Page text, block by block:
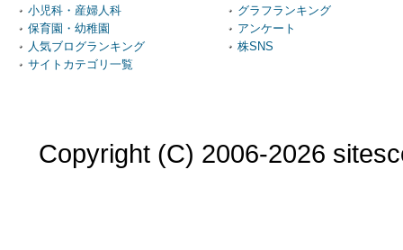
小児科・産婦人科
保育園・幼稚園
人気ブログランキング
サイトカテゴリ一覧
グラフランキング
アンケート
株SNS
Copyright (C) 2006-2026